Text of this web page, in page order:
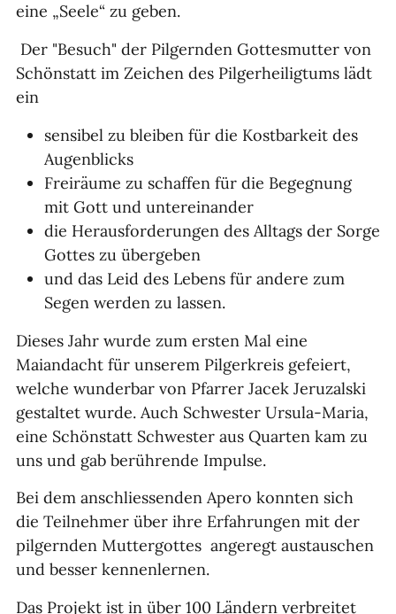
eine „Seele“ zu geben.
Der "Besuch" der Pilgernden Gottesmutter von
Schönstatt im Zeichen des Pilgerheiligtums lädt
ein
sensibel zu bleiben für die Kostbarkeit des
Augenblicks
Freiräume zu schaffen für die Begegnung
mit Gott und untereinander
die Herausforderungen des Alltags der Sorge
Gottes zu übergeben
und das Leid des Lebens für andere zum
Segen werden zu lassen.
Dieses Jahr wurde zum ersten Mal eine
Maiandacht für unserem Pilgerkreis gefeiert,
welche wunderbar von Pfarrer Jacek Jeruzalski
gestaltet wurde. Auch Schwester Ursula-Maria,
eine Schönstatt Schwester aus Quarten kam zu
uns und gab berührende Impulse.
Bei dem anschliessenden Apero konnten sich
die Teilnehmer über ihre Erfahrungen mit der
pilgernden Muttergottes angeregt austauschen
und besser kennenlernen.
Das Projekt ist in über 100 Ländern verbreitet